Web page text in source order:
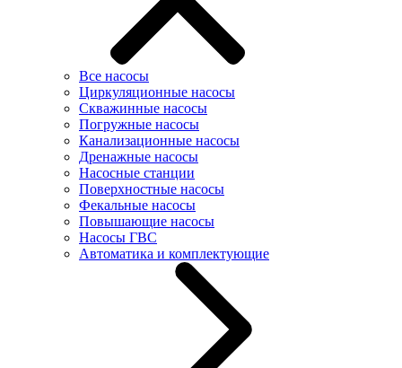
Все насосы
Циркуляционные насосы
Скважинные насосы
Погружные насосы
Канализационные насосы
Дренажные насосы
Насосные станции
Поверхностные насосы
Фекальные насосы
Повышающие насосы
Насосы ГВС
Автоматика и комплектующие